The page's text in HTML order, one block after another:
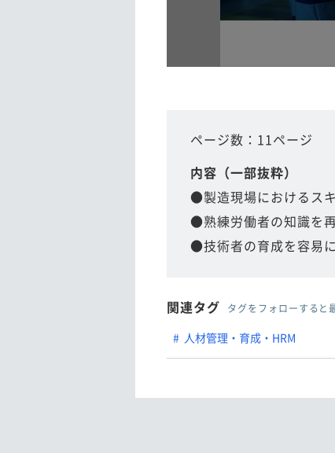
ページ数：11ページ
内容（一部抜粋）
●製造現場におけるス
●熟練労働者の知識を
●技術者の育成を容易
関連タグ タグをフォローすると
人材管理・育成・HRM